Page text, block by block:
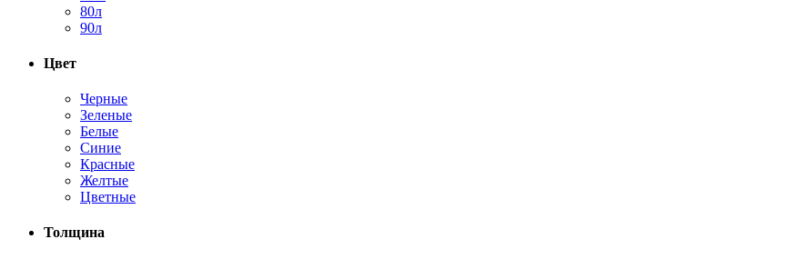
80л
90л
Цвет
Черные
Зеленые
Белые
Синие
Красные
Желтые
Цветные
Толщина